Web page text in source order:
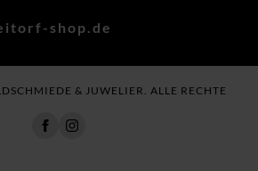
shop.de
& JUWELIER. ALLE RECHTE